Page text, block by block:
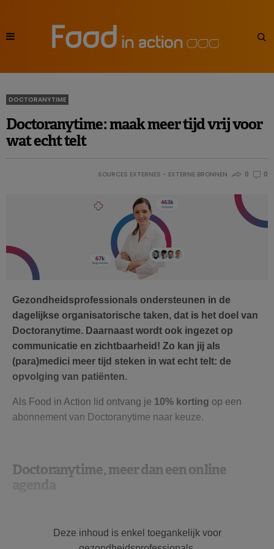
DOCTORANYTIME
Doctoranytime: maak meer tijd vrij voor
wat echt telt
SOURCES EXTERNES - EXTERNE BRONNEN 0 0
Gezondheidsprofessionals ondersteunen in de
dagelijkse organisatorische taken, dat is het doel van
Doctoranytime. Daarnaast wordt ook ingezet op
communicatie en zichtbaarheid! Zo kan jij als
(para)medici meer tijd steken in wat echt telt: de
opvolging van patiënten.
Als Food in Action lid ontvang je 10% korting op een
abonnement van Doctoranytime naar keuze.
Doctoranytime, meer dan een online
dat het beheren van afspraken omslachtig is en veel tijd
vraagt. Dan spreken we nog niet over de last-minute
Deze inhoud is enkel toegankelijk voor